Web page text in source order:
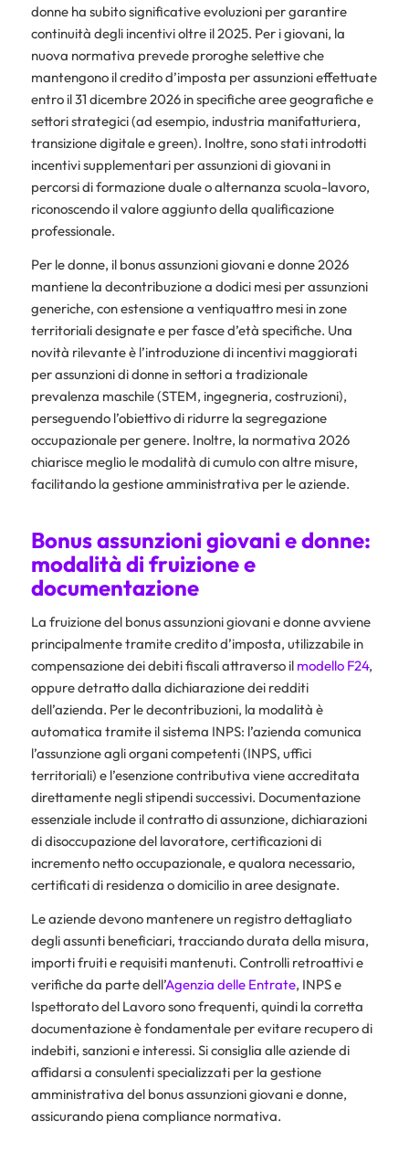
donne ha subito significative evoluzioni per garantire
continuità degli incentivi oltre il 2025. Per i giovani, la
nuova normativa prevede proroghe selettive che
mantengono il credito d’imposta per assunzioni effettuate
entro il 31 dicembre 2026 in specifiche aree geografiche e
settori strategici (ad esempio, industria manifatturiera,
transizione digitale e green). Inoltre, sono stati introdotti
incentivi supplementari per assunzioni di giovani in
percorsi di formazione duale o alternanza scuola-lavoro,
riconoscendo il valore aggiunto della qualificazione
professionale.
Per le donne, il bonus assunzioni giovani e donne 2026
mantiene la decontribuzione a dodici mesi per assunzioni
generiche, con estensione a ventiquattro mesi in zone
territoriali designate e per fasce d’età specifiche. Una
novità rilevante è l’introduzione di incentivi maggiorati
per assunzioni di donne in settori a tradizionale
prevalenza maschile (STEM, ingegneria, costruzioni),
perseguendo l’obiettivo di ridurre la segregazione
occupazionale per genere. Inoltre, la normativa 2026
chiarisce meglio le modalità di cumulo con altre misure,
facilitando la gestione amministrativa per le aziende.
Bonus assunzioni giovani e donne:
modalità di fruizione e
documentazione
La fruizione del bonus assunzioni giovani e donne avviene
principalmente tramite credito d’imposta, utilizzabile in
compensazione dei debiti fiscali attraverso il modello F24,
oppure detratto dalla dichiarazione dei redditi
dell’azienda. Per le decontribuzioni, la modalità è
automatica tramite il sistema INPS: l’azienda comunica
l’assunzione agli organi competenti (INPS, uffici
territoriali) e l’esenzione contributiva viene accreditata
direttamente negli stipendi successivi. Documentazione
essenziale include il contratto di assunzione, dichiarazioni
di disoccupazione del lavoratore, certificazioni di
incremento netto occupazionale, e qualora necessario,
certificati di residenza o domicilio in aree designate.
Le aziende devono mantenere un registro dettagliato
degli assunti beneficiari, tracciando durata della misura,
importi fruiti e requisiti mantenuti. Controlli retroattivi e
verifiche da parte dell’Agenzia delle Entrate, INPS e
Ispettorato del Lavoro sono frequenti, quindi la corretta
documentazione è fondamentale per evitare recupero di
indebiti, sanzioni e interessi. Si consiglia alle aziende di
affidarsi a consulenti specializzati per la gestione
amministrativa del bonus assunzioni giovani e donne,
assicurando piena compliance normativa.